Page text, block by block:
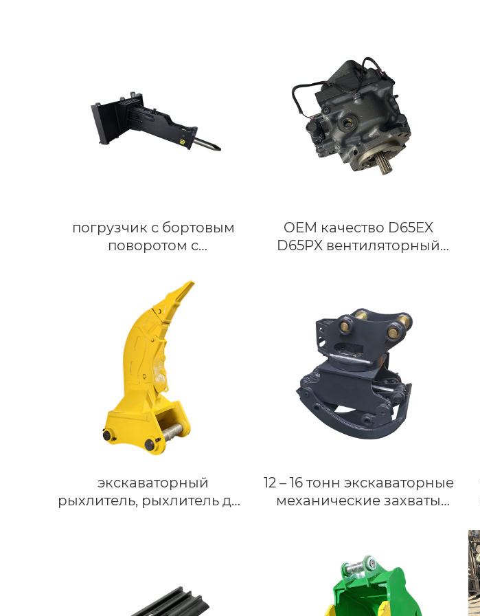
погрузчик с бортовым
поворотом с
гидравлическим
выключателем, каменным
молотком, мини-типом
бетономешалки по
индивидуальному заказу
OEM качество D65EX
D65PX вентиляторный
бульдозера
экскаваторный
рыхлитель, рыхлитель для
12 – 16 тонн экскаваторные
механические захваты
захват для демонтажа
бревен